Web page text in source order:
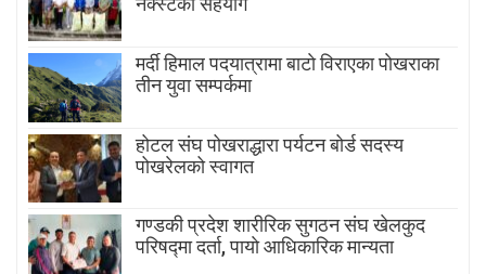
मर्दी हिमाल पदयात्रामा बाटाे विराएका पाेखराका
तीन युवा सम्पर्कमा
होटल संघ पोखराद्धारा पर्यटन बोर्ड सदस्य
पोखरेलको स्वागत
गण्डकी प्रदेश शारीरिक सुगठन संघ खेलकुद
परिषद्मा दर्ता, पायाे आधिकारिक मान्यता